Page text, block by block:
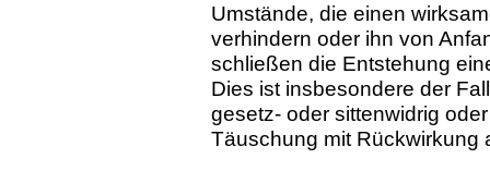
Umstände, die einen
verhindern oder ihn von
schließen die Entstehung
Dies ist insbesondere der
gesetz- oder sittenwidrig
Täuschung mit Rückwirkung